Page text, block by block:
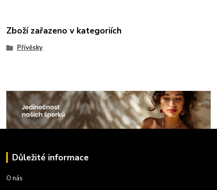
Zboží zařazeno v kategoriích
Přívěsky
Důležité informace
O nás